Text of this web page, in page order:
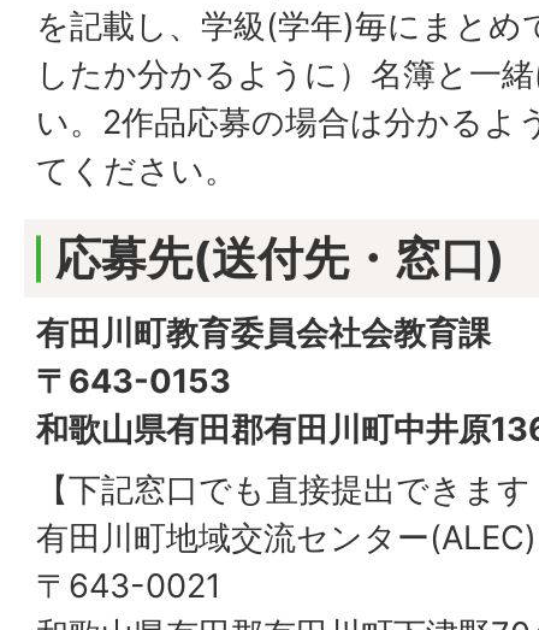
を記載し、学級(学年)毎にまとめ
したか分かるように）名簿と一
い。2作品応募の場合は分かるよ
てください。
応募先(送付先・窓口)
有田川町教育委員会社会教育課
〒643-0153
和歌山県有田郡有田川町中井原
【下記窓口でも直接提出できま
有田川町地域交流センター(ALEC)
〒643-0021